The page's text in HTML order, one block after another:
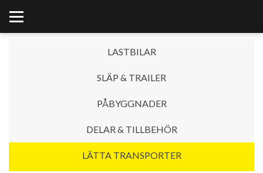
LASTBILAR
SLÄP & TRAILER
PÅBYGGNADER
DELAR & TILLBEHÖR
LÄTTA TRANSPORTER